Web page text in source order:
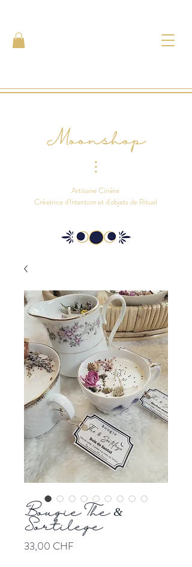
Moonshop
⫶
Artisane Cirière
Créatrice d'Intention et d'objets de Rituel
Bougie Thé &
Sortilège
33,00 CHF